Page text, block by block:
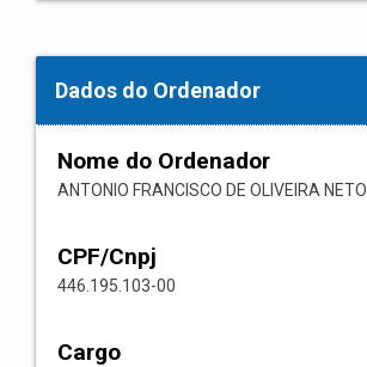
Dados do Ordenador
Nome do Ordenador
ANTONIO FRANCISCO DE OLIVEIRA NETO
CPF/Cnpj
446.195.103-00
Cargo